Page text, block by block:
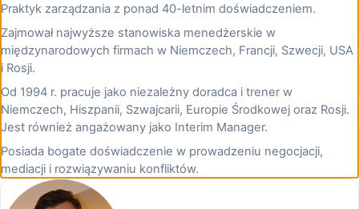
Praktyk zarządzania z ponad 40-letnim doświadczeniem.
Zajmował najwyższe stanowiska menedżerskie w
międzynarodowych firmach w Niemczech, Francji, Szwecji, USA
i Rosji.
Od 1994 r. pracuje jako niezależny doradca i trener w
Niemczech, Hiszpanii, Szwajcarii, Europie Środkowej oraz Rosji.
Jest również angażowany jako Interim Manager.
Posiada bogate doświadczenie w prowadzeniu negocjacji,
mediacji i rozwiązywaniu konfliktów.